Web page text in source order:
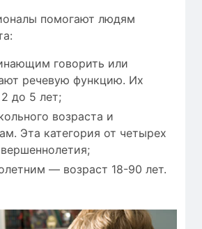
помогают людям
говорить или
речевую функцию. Их
до 5 лет;
возраста и
Эта категория от четырех
— возраст 18-90 лет.